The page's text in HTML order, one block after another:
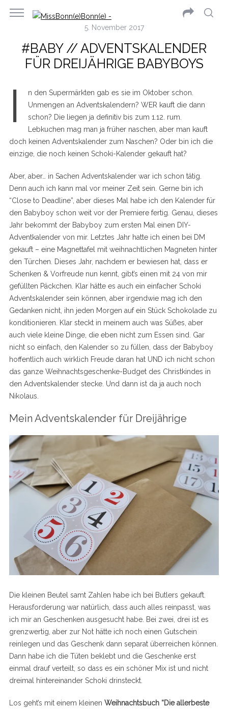
5. November 2017
#BABY // ADVENTSKALENDER
FÜR DREIJÄHRIGE BABYBOYS
I
n den Supermärkten gab es sie im Oktober schon.
Unmengen an Adventskalendern? WER kauft die dann
schon? Die liegen ja definitiv bis zum 1.12. rum.
Lebkuchen mag man ja früher naschen, aber man kauft
doch keinen Adventskalender zum Naschen? Oder bin ich die
einzige, die noch keinen Schoki-Kalender gekauft hat?
Aber, aber… in Sachen Adventskalender war ich schon tätig.
Denn auch ich kann mal vor meiner Zeit sein. Gerne bin ich
“Close to Deadline”, aber dieses Mal habe ich den Kalender für
den Babyboy schon weit vor der Premiere fertig. Genau, dieses
Jahr bekommt der Babyboy zum ersten Mal einen DIY-
Adventkalender von mir. Letztes Jahr hatte ich einen bei DM
gekauft – eine Magnettafel mit weihnachtlichen Magneten hinter
den Türchen. Dieses Jahr, nachdem er bewiesen hat, dass er
Schenken & Vorfreude nun kennt, gibt’s einen mit 24 von mir
gefüllten Päckchen. Klar hätte es auch ein einfacher Schoki
Adventskalender sein können, aber irgendwie mag ich den
Gedanken nicht, ihn jeden Morgen auf ein Stück Schokolade zu
konditionieren. Klar steckt in meinem auch was Süßes, aber
auch viele kleine Dinge, die eben nicht zum Essen sind. Gar
nicht so einfach, den Kalender so zu füllen, dass der Babyboy
hoffentlich auch wirklich Freude daran hat UND ich nicht schon
das ganze Weihnachtsgeschenke-Budget des Christkindes in
den Adventskalender stecke. Und dann ist da ja auch noch
Nikolaus.
Mein Adventskalender für Dreijährige
Die kleinen Beutel samt Zahlen habe ich bei Butlers gekauft.
Herausforderung war natürlich, dass auch alles reinpasst, was
ich mir an Geschenken ausgesucht habe. Bei zwei, drei ist es
grenzwertig, aber zur Not hätte ich noch einen Gutschein
reinlegen und das Geschenk dann separat überreichen können.
Dann habe ich die Tüten beklebt und die Geschenke erst
einmal drauf verteilt, so dass es ein schöner Mix ist und nicht
dreimal hintereinander Schoki drinsteckt.
Los geht’s mit einem kleinen Weihnachtsbuch “Die allerbeste